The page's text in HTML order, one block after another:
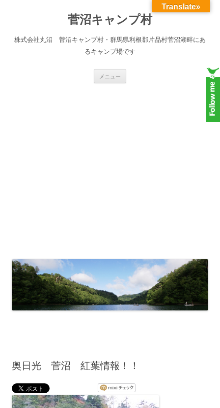
菅沼キャンプ村
株式会社丸沼 菅沼キャンプ村・群馬県利根郡片品村菅沼湖畔にあ
るキャンプ場です
メニュー
奥日光 菅沼 紅葉情報！！
Translate»